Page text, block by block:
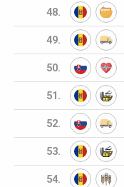
48.
49.
50.
51.
52.
53.
54.